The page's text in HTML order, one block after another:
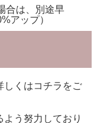
合は、別途早
アップ）
しくはコチラ をご
う努力しており